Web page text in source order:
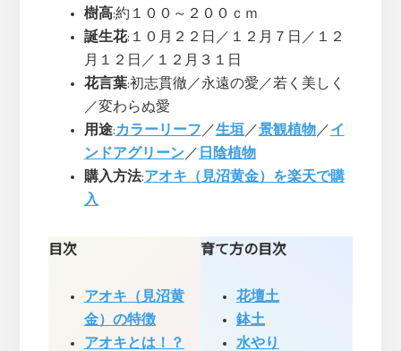
樹高:約１００～２００ｃｍ
誕生花:１０月２２日／１２月７日／１２
月１２日／１２月３１日
花言葉:初志貫徹／永遠の愛／若く美しく
／変わらぬ愛
用途:カラーリーフ ／生垣／景観植物／イ
ンドアグリーン／ 日陰植物
購入方法:アオキ（見沼黄金）を楽天で購
入
目次
アオキ（見沼黄
金）の特徴
アオキとは！？
育て方の目次
花壇土
鉢土
水やり